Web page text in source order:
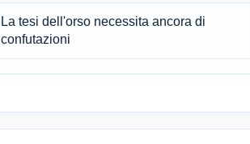
La tesi dell'orso necessita ancora di
confutazioni